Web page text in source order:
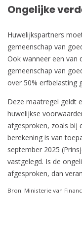
Ongelijke
Huwelijkspartners
gemeenschap van
Ook wanneer een van
gemeenschap van
over 50% erfbelasting
Deze maatregel geldt
huwelijkse
afgesproken, zoals bij
berekening is van
september 2025
vastgelegd. Is de
afgesproken, dan
Bron: Ministerie van